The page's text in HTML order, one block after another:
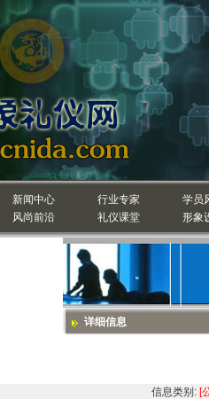
新闻中心 行业专家
学员
风尚前沿 礼仪课堂 形象
详细信息
信息类别: [